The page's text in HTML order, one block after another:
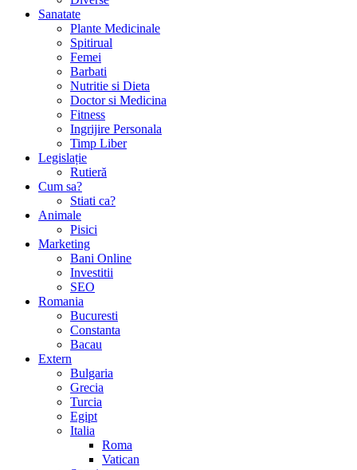
Sanatate
Plante Medicinale
Spitirual
Femei
Barbati
Nutritie si Dieta
Doctor si Medicina
Fitness
Ingrijire Personala
Timp Liber
Legislație
Rutieră
Cum sa?
Stiati ca?
Animale
Pisici
Marketing
Bani Online
Investitii
SEO
Romania
Bucuresti
Constanta
Bacau
Extern
Bulgaria
Grecia
Turcia
Egipt
Italia
Roma
Vatican